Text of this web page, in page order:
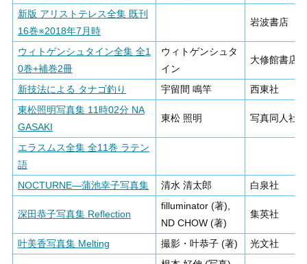
新版 アリストテレス全集 既刊
16巻※2018年7月時
岩波書店
ウィトゲンシュタイン全集 全1
0巻+補巻2冊
ウィトゲンシュタ
イン
大修館書店
新技法による タナゴ釣り 宇留間 鳴竿
西東社
東松照明写真集 11時02分 NA
GASAKI
東松 照明 写真同人社
エラスムス全集 全11巻 ラテン
語
NOCTURNE―蒲池幸子写真集
清水 清太郎 白泉社
深田恭子写真集 Reflection
filluminator (著),
ND CHOW (著)
集英社
叶美香写真集 Melting 撮影・叶恭子 (著)
光文社